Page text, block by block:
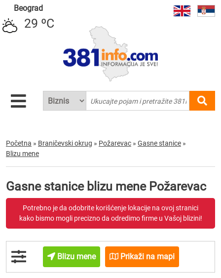
Beograd
29 ºC
Početna » Braničevski okrug » Požarevac » Gasne stanice »
Blizu mene
Gasne stanice blizu mene Požarevac
Potrebno je da odobrite korišćenje lokacije na ovoj stranici
kako bismo mogli precizno da odredimo firme u Vašoj blizini!
Blizu mene Prikaži na mapi